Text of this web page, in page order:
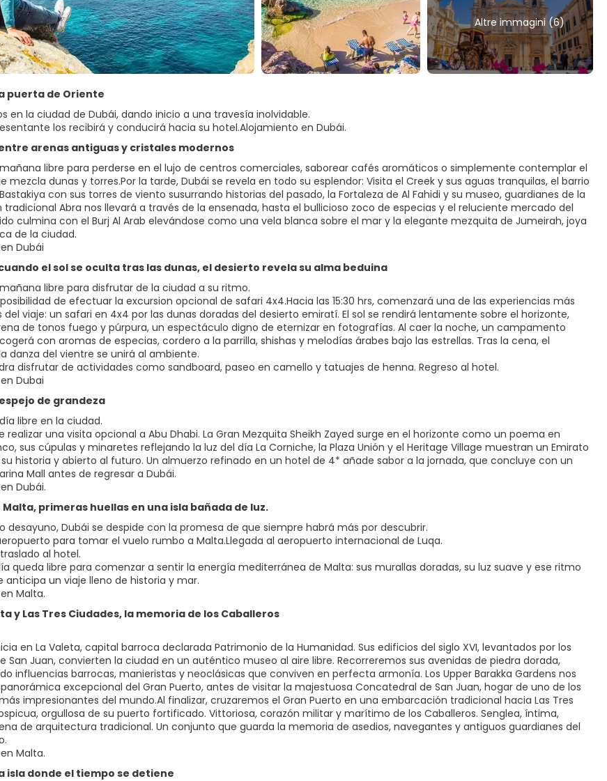
Altre immagini (6)
puerta de Oriente
en la ciudad de Dubái, dando inicio a una travesía inolvidable.
los recibirá y conducirá hacia su hotel.Alojamiento en Dubái.
entre arenas antiguas y cristales modernos
libre para perderse en el lujo de centros comerciales, saborear cafés aromáticos o simplemente contemplar el
mezcla dunas y torres.Por la tarde, Dubái se revela en todo su esplendor: Visita el Creek y sus aguas tranquilas, el barrio
con sus torres de viento susurrando historias del pasado, la Fortaleza de Al Fahidi y su museo, guardianes de la
tradicional Abra nos llevará a través de la ensenada, hasta el bullicioso zoco de especias y el reluciente mercado del
culmina con el Burj Al Arab elevándose como una vela blanca sobre el mar y la elegante mezquita de Jumeirah, joya
de la ciudad.
Dubái
cuando el sol se oculta tras las dunas, el desierto revela su alma beduina
libre para disfrutar de la ciudad a su ritmo.
de efectuar la excursion opcional de safari 4x4.Hacia las 15:30 hrs, comenzará una de las experiencias más
viaje: un safari en 4x4 por las dunas doradas del desierto emiratí. El sol se rendirá lentamente sobre el horizonte,
de tonos fuego y púrpura, un espectáculo digno de eternizar en fotografías. Al caer la noche, un campamento
con aromas de especias, cordero a la parrilla, shishas y melodías árabes bajo las estrellas. Tras la cena, el
danza del vientre se unirá al ambiente.
disfrutar de actividades como sandboard, paseo en camello y tatuajes de henna. Regreso al hotel.
Dubai
de grandeza
libre en la ciudad.
realizar una visita opcional a Abu Dhabi. La Gran Mezquita Sheikh Zayed surge en el horizonte como un poema en
sus cúpulas y minaretes reflejando la luz del día La Corniche, la Plaza Unión y el Heritage Village muestran un Emirato
historia y abierto al futuro. Un almuerzo refinado en un hotel de 4* añade sabor a la jornada, que concluye con un
Mall antes de regresar a Dubái.
Dubái.
Malta, primeras huellas en una isla bañada de luz.
desayuno, Dubái se despide con la promesa de que siempre habrá más por descubrir.
para tomar el vuelo rumbo a Malta.Llegada al aeropuerto internacional de Luqa.
al hotel.
queda libre para comenzar a sentir la energía mediterránea de Malta: sus murallas doradas, su luz suave y ese ritmo
anticipa un viaje lleno de historia y mar.
Malta.
y Las Tres Ciudades, la memoria de los Caballeros
en La Valeta, capital barroca declarada Patrimonio de la Humanidad. Sus edificios del siglo XVI, levantados por los
San Juan, convierten la ciudad en un auténtico museo al aire libre. Recorreremos sus avenidas de piedra dorada,
influencias barrocas, manieristas y neoclásicas que conviven en perfecta armonía. Los Upper Barakka Gardens nos
excepcional del Gran Puerto, antes de visitar la majestuosa Concatedral de San Juan, hogar de uno de los
impresionantes del mundo.Al finalizar, cruzaremos el Gran Puerto en una embarcación tradicional hacia Las Tres
orgullosa de su puerto fortificado. Vittoriosa, corazón militar y marítimo de los Caballeros. Senglea, íntima,
de arquitectura tradicional. Un conjunto que guarda la memoria de asedios, navegantes y antiguos guardianes del
Malta.
isla donde el tiempo se detiene